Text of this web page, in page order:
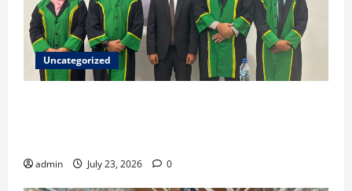
Uncategorized
admin July 23, 2026 0